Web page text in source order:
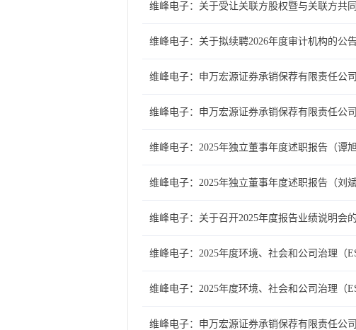
维峰电子：关于受让关联方股权暨与关联方共
维峰电子：关于拟续聘2026年度审计机构的公
维峰电子：申万宏源证券承销保荐有限责任公
维峰电子：申万宏源证券承销保荐有限责任公
维峰电子：2025年独立董事年度述职报告（谭旭
维峰电子：2025年独立董事年度述职报告（刘斌
维峰电子：关于召开2025年度报告业绩说明会
维峰电子：2025年度环境、社会和公司治理（
维峰电子：2025年度环境、社会和公司治理（
维峰电子：申万宏源证券承销保荐有限责任公